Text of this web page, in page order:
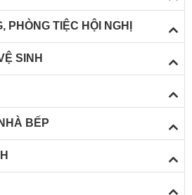
TIỆC HỘI NGHỊ
SINH
BẾP